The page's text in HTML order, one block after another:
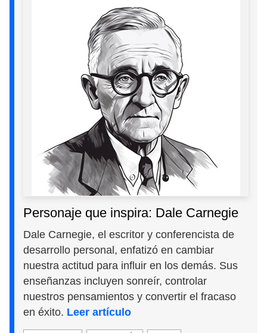
Personaje que inspira: Dale Carnegie
Dale Carnegie, el escritor y conferencista de
desarrollo personal, enfatizó en cambiar
nuestra actitud para influir en los demás. Sus
enseñanzas incluyen sonreír, controlar
nuestros pensamientos y convertir el fracaso
en éxito. Leer artículo